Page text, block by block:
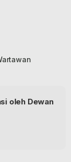
oleh Dewan